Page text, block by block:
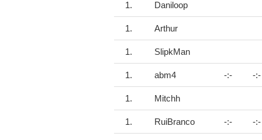
1. Daniloop
1. Arthur
1. SlipkMan
1. abm4 -:- -:-
1. Mitchh
1. RuiBranco -:- -:-